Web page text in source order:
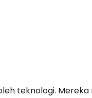
teknologi.